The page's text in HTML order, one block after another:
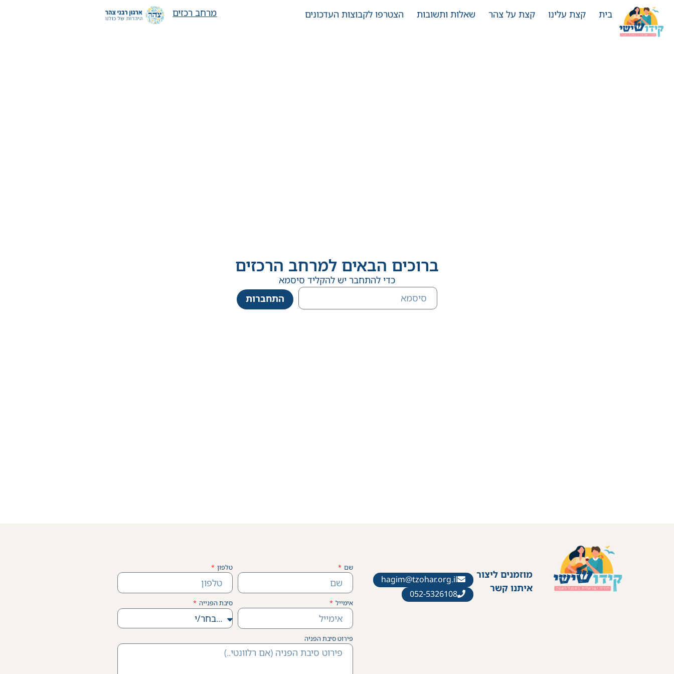
בית קצת עלינו קצת על צהר שאלות ותשובות הצטרפו לקבוצות העדכונים מרחב רכזים
ברוכים הבאים למרחב הרכזים
כדי להתחבר יש להקליד סיסמא
התחברות
מוזמנים ליצור
איתנו קשר
hagim@tzohar.org.il
052-5326108
שם טלפון
אימייל סיבת הפנייה
פירוט סיבת הפניה